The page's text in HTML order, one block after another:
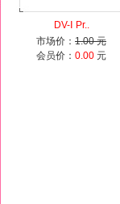
DV-Ⅰ Pr..
市场价： 1.00 元
会员价： 0.00 元